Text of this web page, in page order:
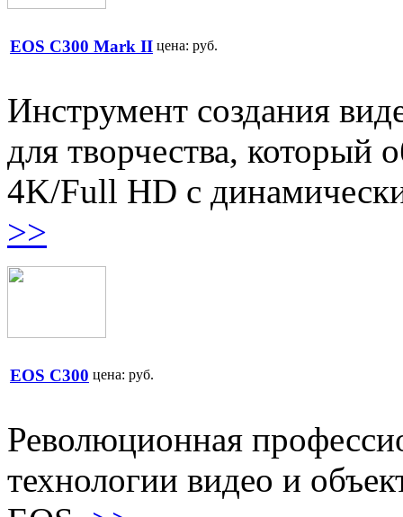
EOS C300 Mark II цена: руб.
Инструмент создания
для творчества, который
4K/Full HD с
>>
EOS C300 цена: руб.
Революционная
технологии видео и